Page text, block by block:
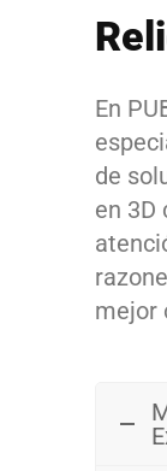
En
de
en 3D
mejor